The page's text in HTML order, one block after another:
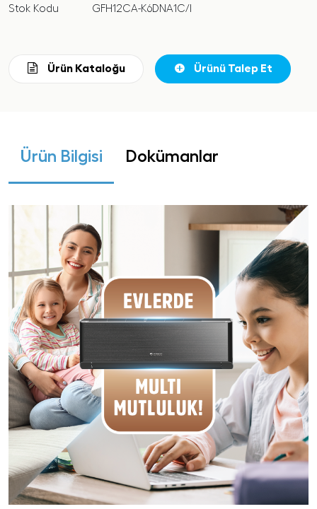
Stok Kodu GFH12CA-K6DNA1C/I
Ürün Kataloğu Ürünü Talep Et
Ürün Bilgisi Dokümanlar